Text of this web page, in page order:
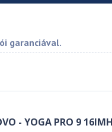
garanciával.
- YOGA PRO 9